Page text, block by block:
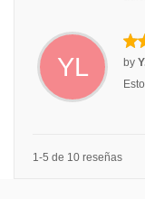
YL by
1-5 de 10 reseñas